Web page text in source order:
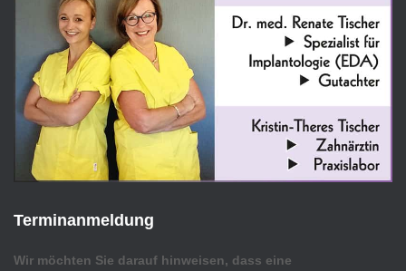
Terminanmeldung
Wir möchten Sie darauf hinweisen, dass eine